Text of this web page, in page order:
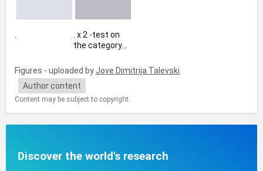
. x 2 -test on
the category
from the topic
Traffic
Education
Figures - uploaded by Jove Dimitrija Talevski
Author content
Content may be subject to copyright.
Discover the world's research